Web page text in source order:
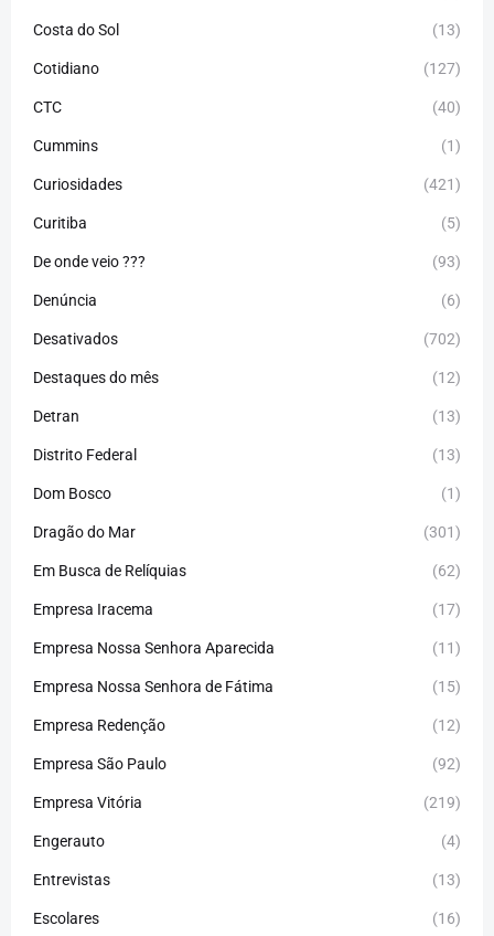
Costa do Sol (13)
Cotidiano (127)
CTC (40)
Cummins (1)
Curiosidades (421)
Curitiba (5)
De onde veio ??? (93)
Denúncia (6)
Desativados (702)
Destaques do mês (12)
Detran (13)
Distrito Federal (13)
Dom Bosco (1)
Dragão do Mar (301)
Em Busca de Relíquias (62)
Empresa Iracema (17)
Empresa Nossa Senhora Aparecida (11)
Empresa Nossa Senhora de Fátima (15)
Empresa Redenção (12)
Empresa São Paulo (92)
Empresa Vitória (219)
Engerauto (4)
Entrevistas (13)
Escolares (16)